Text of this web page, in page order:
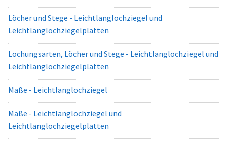
Löcher und Stege - Leichtlanglochziegel und
Leichtlanglochziegelplatten
Lochungsarten, Löcher und Stege - Leichtlanglochziegel und
Leichtlanglochziegelplatten
Maße - Leichtlanglochziegel
Maße - Leichtlanglochziegel und
Leichtlanglochziegelplatten